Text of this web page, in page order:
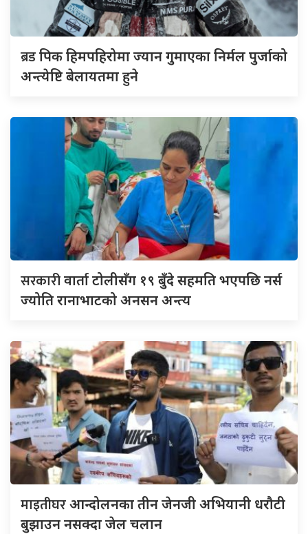
ब्रडपिक हिमपहिरोमा ज्यान गुमाएका निर्मल पुर्जाको
अन्त्येष्टि बेलायतमा हुने
सरकारीवार्ता टोलीसँग १९ बुँदे सहमति भएपछि नर्स
ज्योति रानाभाटको अनसन अन्त्य
माइतीघरआन्दोलनका तीन जेनजी अभियानी धरौटी
बुझाउन नसक्दा जेल चलान